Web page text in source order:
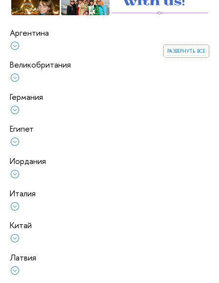
Аргентина
развернуть все
Великобритания
Германия
Египет
Иордания
Италия
Китай
Латвия